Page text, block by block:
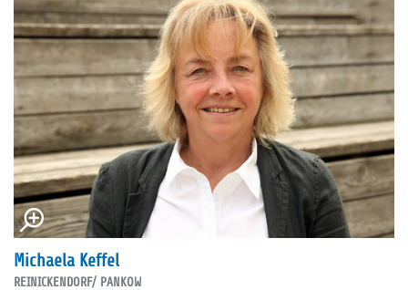
Michaela Keffel
REINICKENDORF/ PANKOW